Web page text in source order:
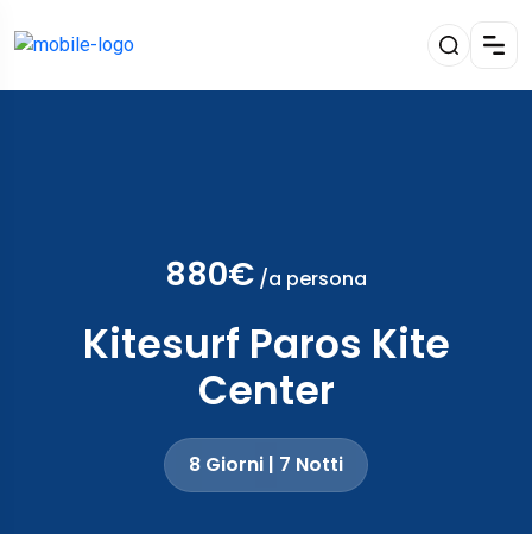
880€ /a persona
Kitesurf Paros Kite
Center
8 Giorni | 7 Notti